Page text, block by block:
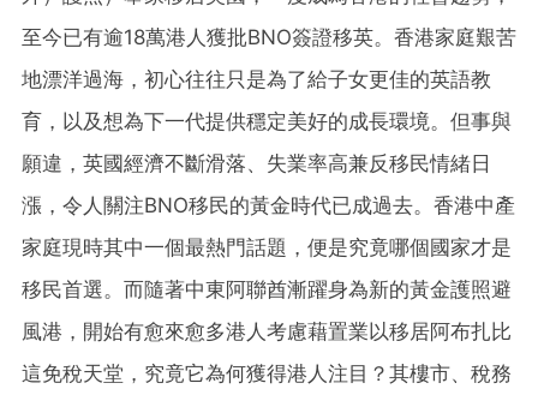
至今已有逾18萬港人獲批BNO簽證移英。香港家庭艱苦
地漂洋過海，初心往往只是為了給子女更佳的英語教
育，以及想為下一代提供穩定美好的成長環境。但事與
願違，英國經濟不斷滑落、失業率高兼反移民情緒日
漲，令人關注BNO移民的黃金時代已成過去。香港中產
家庭現時其中一個最熱門話題，便是究竟哪個國家才是
移民首選。而隨著中東阿聯酋漸躍身為新的黃金護照避
風港，開始有愈來愈多港人考慮藉置業以移居阿布扎比
這免稅天堂，究竟它為何獲得港人注目？其樓市、稅務